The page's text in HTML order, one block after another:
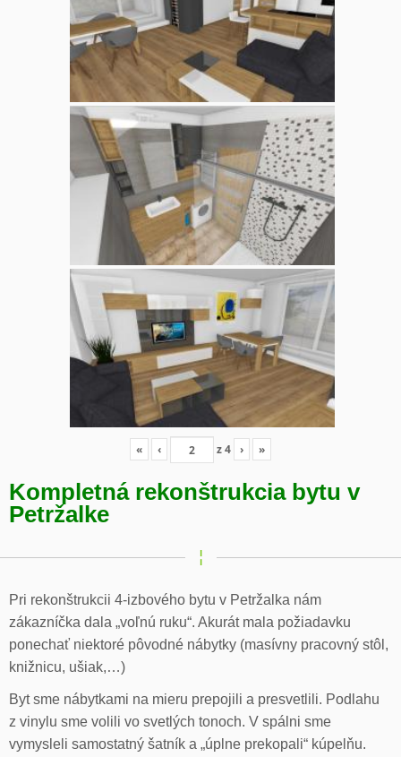
« ‹ z4 › »
Kompletná rekonštrukcia bytu v
Petržalke
Pri rekonštrukcii 4-izbového bytu v Petržalka nám
zákazníčka dala „voľnú ruku“. Akurát mala požiadavku
ponechať niektoré pôvodné nábytky (masívny pracovný stôl,
knižnicu, ušiak,…)
Byt sme nábytkami na mieru prepojili a presvetlili. Podlahu
z vinylu sme volili vo svetlých tonoch. V spálni sme
vymysleli samostatný šatník a „úplne prekopali“ kúpelňu.